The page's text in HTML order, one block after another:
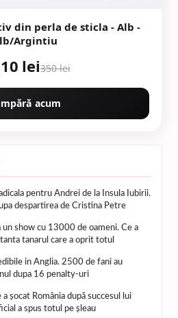
din perla de sticla - Alb -
Argintiu
lei350 lei
acum
pentru Andrei de la Insula Iubirii.
despartirea de Cristina Petre
un show cu 13000 de oameni. Ce a
tanarul care a oprit totul
in Anglia. 2500 de fani au
dupa 16 penalty-uri
a șocat România după succesul lui
a spus totul pe șleau